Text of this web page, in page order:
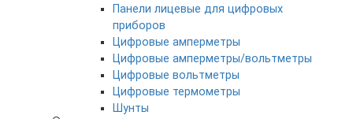
Панели лицевые для цифровых
приборов
Цифровые амперметры
Цифровые амперметры/вольтметры
Цифровые вольтметры
Цифровые термометры
Шунты